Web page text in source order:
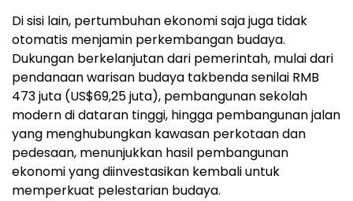
Di sisi lain, pertumbuhan ekonomi saja juga tidak
otomatis menjamin perkembangan budaya.
Dukungan berkelanjutan dari pemerintah, mulai dari
pendanaan warisan budaya takbenda senilai RMB
473 juta (US$69,25 juta), pembangunan sekolah
modern di dataran tinggi, hingga pembangunan jalan
yang menghubungkan kawasan perkotaan dan
pedesaan, menunjukkan hasil pembangunan
ekonomi yang diinvestasikan kembali untuk
memperkuat pelestarian budaya.